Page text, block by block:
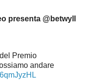
presenta @betwyll
Premio
andare